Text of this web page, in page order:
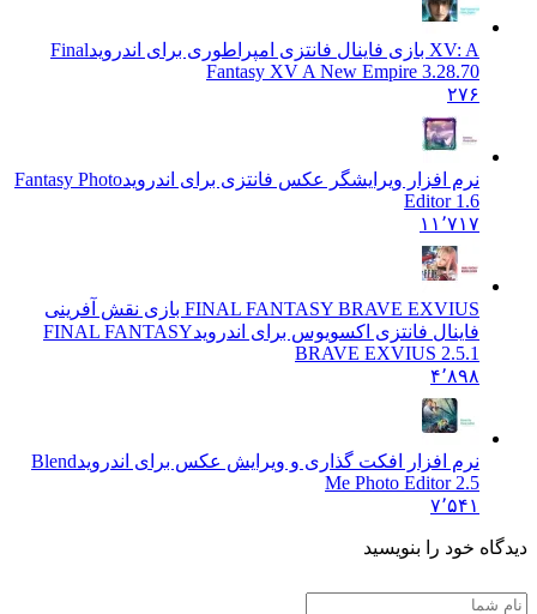
Final
Fantasy XV A New Empire 3.28.70
نرم افزار ویرایشگر عکس فانتزی برای اندروید Fantasy Photo
Editor 1.6
۱۱٬۷۱۷
FINAL FANTASY BRAVE EXVIUS بازی نقش آفرینی
فاینال فانتزی اکسویوس برای اندروید FINAL FANTASY
BRAVE EXVIUS 2.5.1
نرم افزار افکت گذاری و ویرایش عکس برای اندروید Blend
Me Photo Editor 2.5
خود را بنویسید